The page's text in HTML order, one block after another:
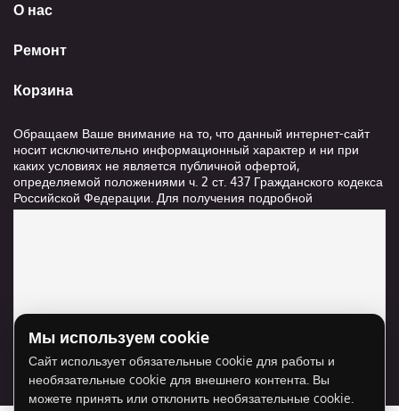
О нас
Ремонт
Корзина
Обращаем Ваше внимание на то, что данный интернет-сайт
носит исключительно информационный характер и ни при
каких условиях не является публичной офертой,
определяемой положениями ч. 2 ст. 437 Гражданского кодекса
Российской Федерации. Для получения подробной
информации о стоимости и сроках выполнения услуг,
Для отображения карты нужно разрешить
использование cookie для внешнего контента.
Разрешить cookie
Мы используем cookie
Сайт использует обязательные cookie для работы и
необязательные cookie для внешнего контента. Вы
можете принять или отклонить необязательные cookie.